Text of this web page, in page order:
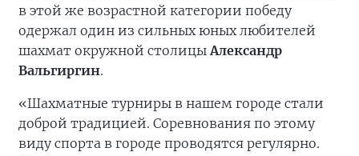
в этой же возрастной категории победу
одержал один из сильных юных любителей
шахмат окружной столицыАлександр
Вальгиргин.
«Шахматные турниры в нашем городе стали
доброй традицией. Соревнования по этому
виду спорта в городе проводятся регулярно.